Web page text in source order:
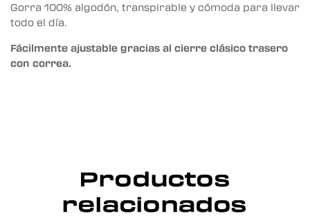
Gorra 100% algodón, transpirable y cómoda para llevar
todo el día.
Fácilmente ajustable gracias al cierre clásico trasero
con correa.
Productos
relacionados